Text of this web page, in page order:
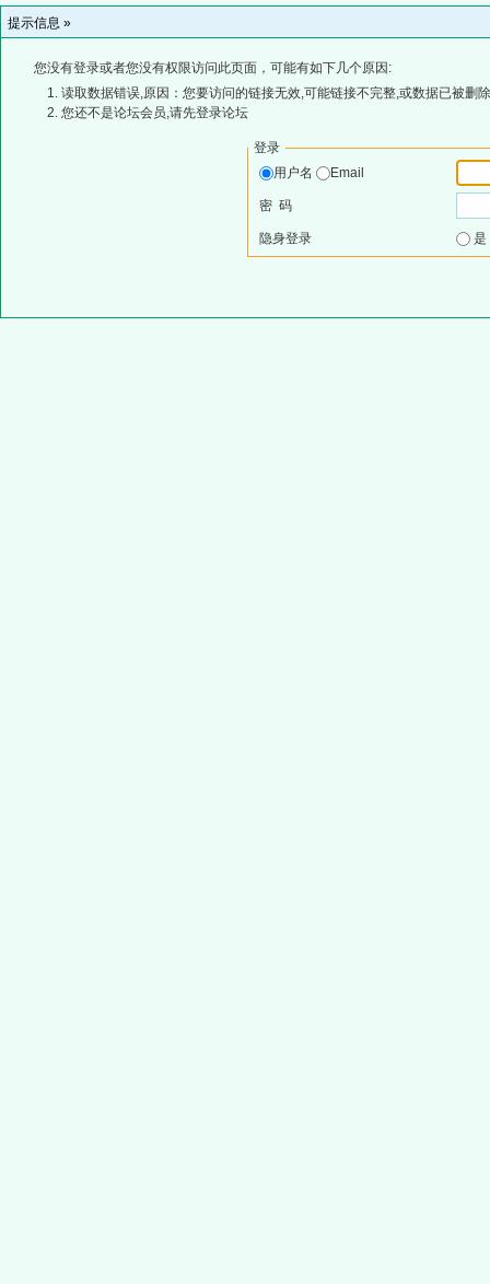
提示信息 »
您没有登录或者您没有权限访问此页面，可能有如下几个原因:
读取数据错误,原因：您要访问的链接无效,可能链接不完整,或数据已被删
您还不是论坛会员,请先登录论坛
登录
用户名
Email
密 码
隐身登录